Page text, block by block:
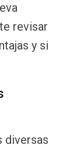
revisar
y si
diversas